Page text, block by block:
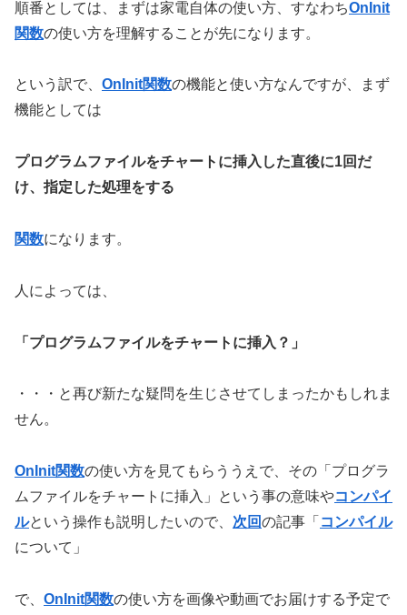
順番としては、まずは家電自体の使い方、すなわちOnInit
関数の使い方を理解することが先になります。
という訳で、 OnInit関数の機能と使い方なんですが、まず
機能としては
プログラムファイルをチャートに挿入した直後に1回だ
け、指定した処理をする
関数になります。
人によっては、
「プログラムファイルをチャートに挿入？」
・・・と再び新たな疑問を生じさせてしまったかもしれま
せん。
OnInit関数の使い方を見てもらううえで、その「プログラ
ムファイルをチャートに挿入」という事の意味やコンパイ
ルという操作も説明したいので、 次回の記事「 コンパイル
について」
で、 OnInit関数の使い方を画像や動画でお届けする予定で